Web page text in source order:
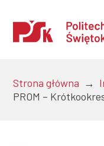
Strona główna →
PROM –